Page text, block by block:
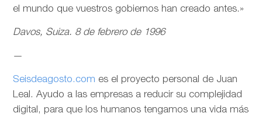
el mundo que vuestros gobiernos han creado antes.»
Davos, Suiza. 8 de febrero de 1996
—
Seisdeagosto.com es el proyecto personal de Juan
Leal. Ayudo a las empresas a reducir su complejidad
digital, para que los humanos tengamos una vida más